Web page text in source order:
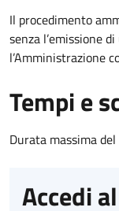
Il procedimento
senza l’emissione
l’Amministrazione
Tempi e
Durata massima
Accedi